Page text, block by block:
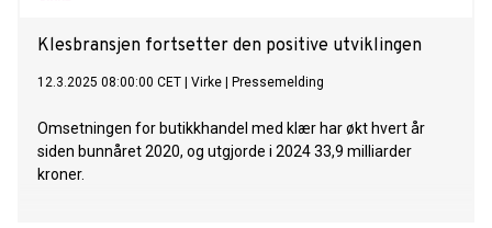
Klesbransjen fortsetter den positive utviklingen
12.3.2025 08:00:00 CET Virke Pressemelding
Omsetningen for butikkhandel med klær har økt hvert år
siden bunnåret 2020, og utgjorde i 2024 33,9 milliarder
kroner.